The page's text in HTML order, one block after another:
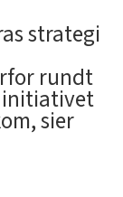
strategi
rundt
initiativet
sier